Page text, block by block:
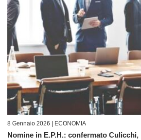
8 Gennaio 2026 | ECONOMIA
Nomine in E.P.H.: confermato